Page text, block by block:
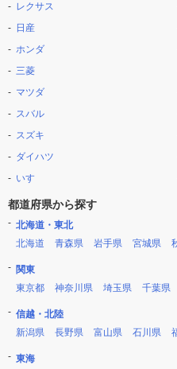
レクサス
日産
ホンダ
三菱
マツダ
スバル
スズキ
ダイハツ
いすゞ
都道府県から探す
北海道・東北
北海道
青森県 岩手県 宮城県
関東
東京都
神奈川県 埼玉県 千葉県
信越・北陸
新潟県
長野県 富山県 石川県
東海